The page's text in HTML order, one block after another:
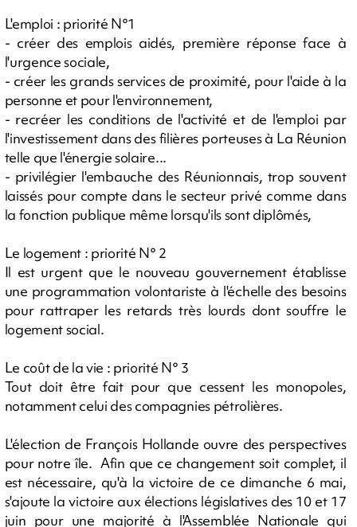
L'emploi : priorité N°1
- créer des emplois aidés, première réponse face à
l'urgence sociale,
- créer les grands services de proximité, pour l'aide à la
personne et pour l'environnement,
- recréer les conditions de l'activité et de l'emploi par
l'investissement dans des filières porteuses à La Réunion
telle que l'énergie solaire...
- privilégier l'embauche des Réunionnais, trop souvent
laissés pour compte dans le secteur privé comme dans
la fonction publique même lorsqu'ils sont diplômés,
Le logement : priorité N° 2
Il est urgent que le nouveau gouvernement établisse
une programmation volontariste à l'échelle des besoins
pour rattraper les retards très lourds dont souffre le
logement social.
Le coût de la vie : priorité N° 3
Tout doit être fait pour que cessent les monopoles,
notamment celui des compagnies pétrolières.
L'élection de François Hollande ouvre des perspectives
pour notre île. Afin que ce changement soit complet, il
est nécessaire, qu'à la victoire de ce dimanche 6 mai,
s'ajoute la victoire aux élections législatives des 10 et 17
juin pour une majorité à l'Assemblée Nationale qui